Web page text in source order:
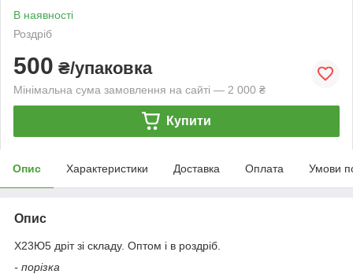
В наявності
Роздріб
500 ₴/упаковка
Мінімальна сума замовлення на сайті — 2 000 ₴
Купити
Опис Характеристики Доставка Оплата Умови
Опис
Х23Ю5 дріт зі складу. Оптом і в роздріб.
- порізка